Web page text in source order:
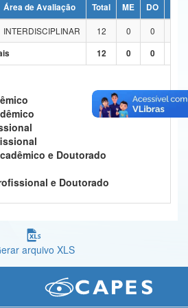
Inovações e Comunicações
dos Direitos Humanos
Área de Avaliação Total ME DO
INTERDISCIPLINAR 12 0 0
12 0 0
e Doutorado
e Doutorado
arquivo XLS